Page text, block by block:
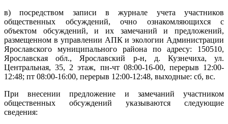
в) посредством записи в журнале учета участников
общественных обсуждений, очно ознакомляющихся с
объектом обсуждений, и их замечаний и предложений,
размещенном в управлении АПК и экологии Администрации
Ярославского муниципального района по адресу: 150510,
Ярославская обл., Ярославский р-н, д. Кузнечиха, ул.
Центральная, 35, 2 этаж, пн-чт 08:00-16-00, перерыв 12:00-
12:48; пт 08:00-16:00, перерыв 12:00-12:48, выходные: сб, вс.
При внесении предложение и замечаний участником
общественных обсуждений указываются следующие
сведения: